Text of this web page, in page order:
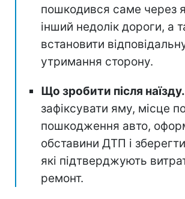
пошкодився саме через
інший недолік дороги, а
встановити
утримання сторону.
Що зробити після наїзду.
зафіксувати яму, місце
пошкодження авто,
обставини ДТП і
які підтверджують
ремонт.